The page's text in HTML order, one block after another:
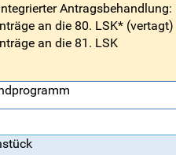
Antragsbehandlung:
an die 80. LSK* (vertagt)
an die 81. LSK